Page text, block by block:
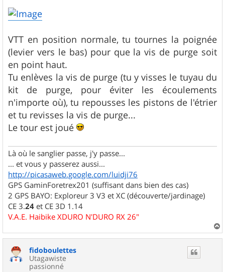
g
e
VTT en position normale, tu tournes la poignée
(levier vers le bas) pour que la vis de purge soit
en point haut.
Tu enlèves la vis de purge (tu y visses le tuyau du
kit de purge, pour éviter les écoulements
n'importe où), tu repousses les pistons de l'étrier
et tu revisses la vis de purge...
Le tour est joué
Là où le sanglier passe, j'y passe...
... et vous y passerez aussi...
http://picasaweb.google.com/luidji76
GPS GaminForetrex201 (suffisant dans bien des cas)
2 GPS BAYO: Exploreur 3 V3 et XC (découverte/jardinage)
CE 3.24 et CE 3D 1.14
V.A.E. Haibike XDURO N'DURO RX 26"
a
fidoboulettes
Utagawiste
passionné